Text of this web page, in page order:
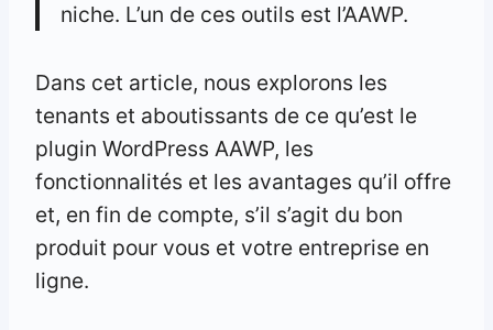
niche. L’un de ces outils est l’AAWP.
Dans cet article, nous explorons les
tenants et aboutissants de ce qu’est le
plugin WordPress AAWP, les
fonctionnalités et les avantages qu’il offre
et, en fin de compte, s’il s’agit du bon
produit pour vous et votre entreprise en
ligne.